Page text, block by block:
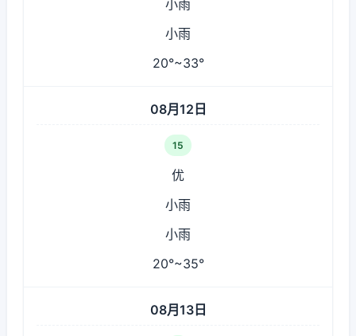
小雨
小雨
20°~33°
08月12日
15
优
小雨
小雨
20°~35°
08月13日